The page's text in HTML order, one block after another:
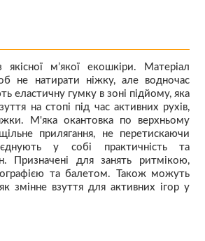
м’якої екошкіри. Матеріал
не натирати ніжку, але водночас
еластичну гумку в зоні підйому, яка
на стопі під час активних рухів,
М'яка окантовка по верхньому
прилягання, не перетискаючи
у собі практичність та
Призначені для занять ритмікою,
та балетом. Також можуть
змінне взуття для активних ігор у